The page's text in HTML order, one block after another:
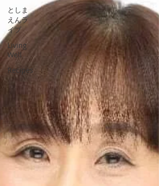
としま
えんラ
イブ
Living
Well
Recipes